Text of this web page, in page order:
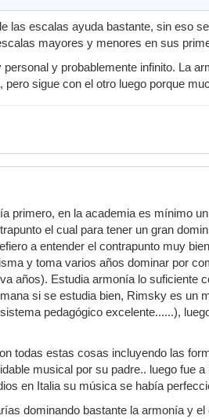
las escalas ayuda bastante, sin eso
mayores y menores en sus
y probablemente infinito. La
sigue con el otro luego porque
primero, en la academia es mínimo
el cual para tener un gran
a entender el contrapunto muy
y toma varios años dominar por
años). Estudia armonía lo suficiente
si se estudia bien, Rimsky es un
pedagógico excelente......),
todas estas cosas incluyendo las
musical por su padre.. luego fue
en Italia su música se había
dominando bastante la armonía y